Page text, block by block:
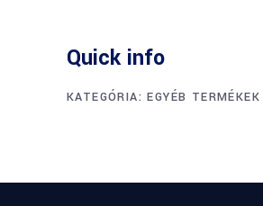
Quick info
KATEGÓRIA:EGYÉB TERMÉKEK